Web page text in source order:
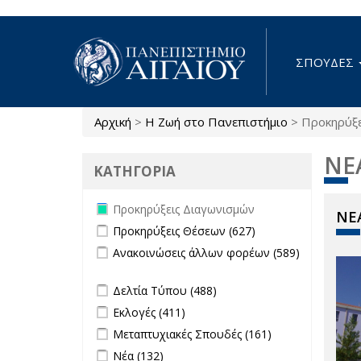
ΣΠΟΥΔΕΣ
Είστε εδώ
Αρχική > Η Ζωή στο Πανεπιστήμιο >
ΚΑΤΗΓΟΡΙΑ
Remove Προκηρύξεις Διαγωνισμών
filter
Προκηρύξεις Διαγωνισμών
Apply Προκηρύξεις Θέσεων filter
Προκηρύξεις Θέσεων (627)
Θέσεων
Apply Ανακοινώσεις άλλων φορέων
Ανακοινώσεις άλλων φορέων (589)
Apply Δελτία Τύπου filter
Δελτία Τύπου (488)
Apply Εκλογές filter
Εκλογές (411)
Apply Μεταπτυχιακές Σπουδές filter
Μεταπτυχιακές Σπουδές (161)
Μεταπτυχιακές
Apply Νέα filter
Νέα (132)